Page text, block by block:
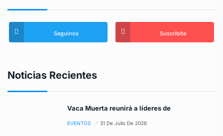
Seguinos Suscribite
Noticias Recientes
Vaca Muerta reunirá a líderes de
EVENTOS 31 De Julio De 2026